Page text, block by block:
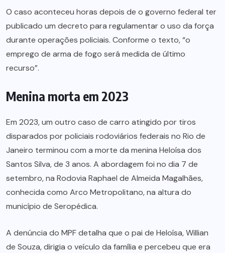
O caso aconteceu horas depois de o governo federal ter
publicado um decreto para regulamentar o uso da força
durante operações policiais. Conforme o texto, “o
emprego de arma de fogo será medida de último
recurso”.
Menina morta em 2023
Em 2023, um outro caso de carro atingido por tiros
disparados por policiais rodoviários federais no Rio de
Janeiro terminou com a morte da menina Heloísa dos
Santos Silva, de 3 anos. A abordagem foi no dia 7 de
setembro, na Rodovia Raphael de Almeida Magalhães,
conhecida como Arco Metropolitano, na altura do
município de Seropédica.
A denúncia do MPF detalha que o pai de Heloísa, Willian
de Souza, dirigia o veículo da família e percebeu que era